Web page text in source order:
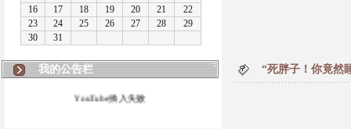
我的公告栏
YouTube插入失败
“死胖子！你竟然